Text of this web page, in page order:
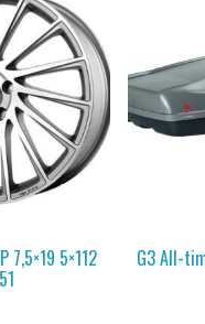
7,5×19 5×112 G3 All-